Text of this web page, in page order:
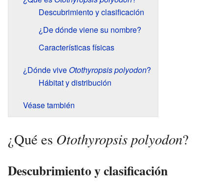
Descubrimiento y clasificación
¿De dónde viene su nombre?
Características físicas
¿Dónde vive Otothyropsis polyodon?
Hábitat y distribución
Véase también
¿Qué es Otothyropsis polyodon?
Descubrimiento y clasificación